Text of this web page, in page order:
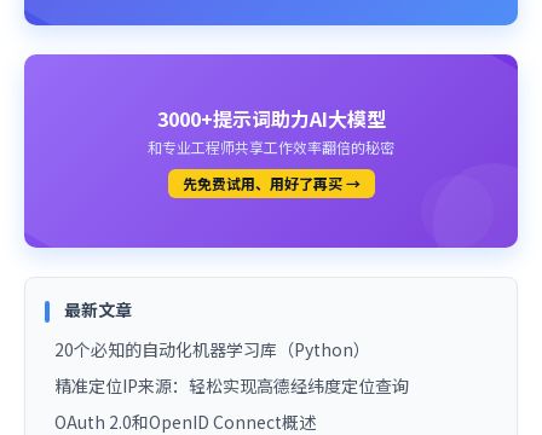
3000+提示词助力AI大模型
和专业工程师共享工作效率翻倍的秘密
先免费试用、用好了再买 →
最新文章
20个必知的自动化机器学习库（Python）
精准定位IP来源：轻松实现高德经纬度定位查询
OAuth 2.0和OpenID Connect概述